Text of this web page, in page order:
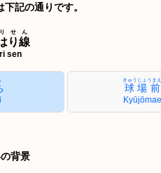
記の通りです。
り線
せん
sen
球場前
きゅうじょうまえ
Kyūjōmae
背景